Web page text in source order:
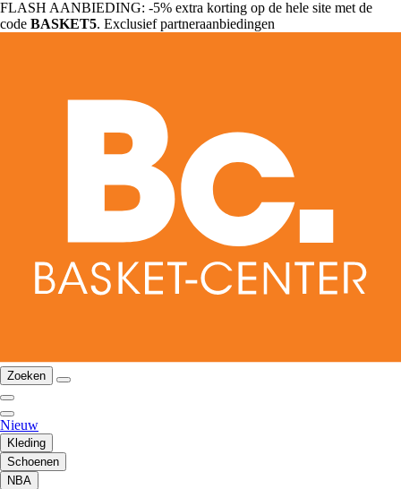
FLASH AANBIEDING: -5% extra korting op de hele site met de
code BASKET5. Exclusief partneraanbiedingen
Zoeken
Nieuw
Kleding
Schoenen
NBA